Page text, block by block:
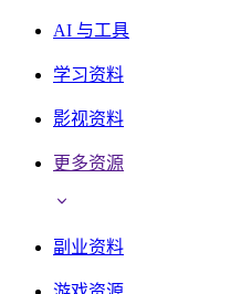
AI 与工具
学习资料
影视资料
更多资源
副业资料